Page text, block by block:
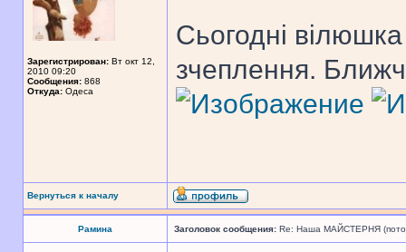
Зарегистрирован: Вт окт 12,
2010 09:20
Сообщения: 868
Откуда: Одеса
Сьогодні
зчеплення.
Вернуться к началу
Рамина Заголовок сообщения: Re: Наша МАЙСТЕРНЯ